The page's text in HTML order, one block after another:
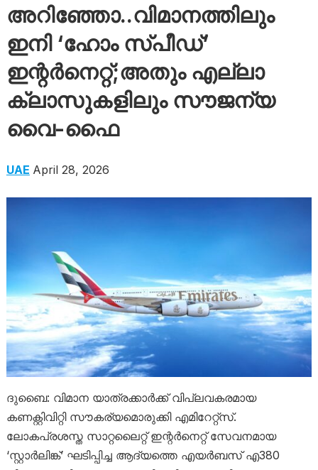
അറിഞ്ഞോ..വിമാനത്തിലും
ഇനി ‘ഹോം സ്പീഡ്’
ഇന്റർനെറ്റ്;അതും എല്ലാ
ക്ലാസുകളിലും സൗജന്യ
വൈ-ഫൈ
UAE April 28, 2026
ദുബൈ: വിമാന യാത്രക്കാർക്ക് വിപ്ലവകരമായ
കണക്റ്റിവിറ്റി സൗകര്യമൊരുക്കി എമിറേറ്റ്‌സ്.
ലോകപ്രശസ്ത സാറ്റലൈറ്റ് ഇന്റർനെറ്റ് സേവനമായ
‘സ്റ്റാർലിങ്ക്’ ഘടിപ്പിച്ച ആദ്യത്തെ എയർബസ് എ380